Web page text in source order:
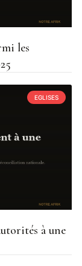
les
EGLISES
à une